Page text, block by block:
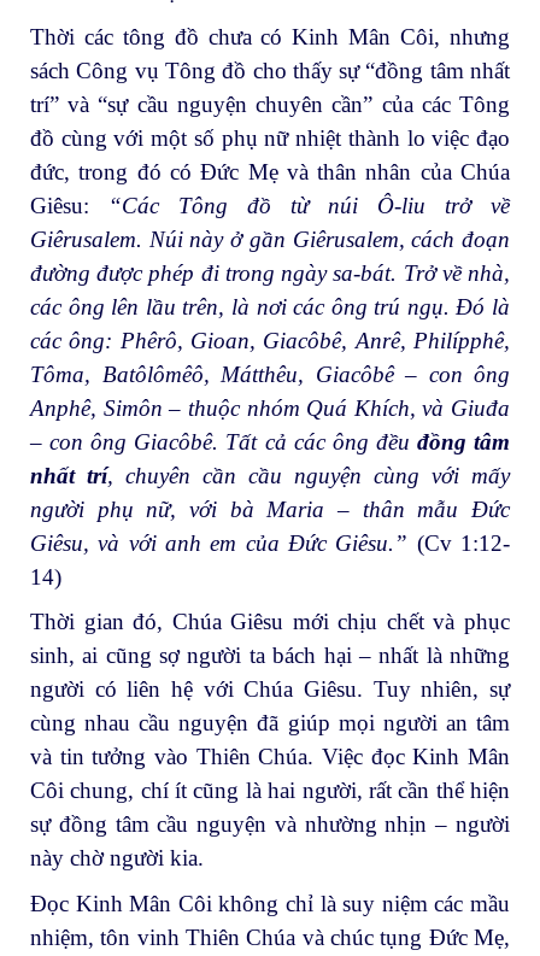
Thời các tông đồ chưa có Kinh Mân Côi, nhưng
sách Công vụ Tông đồ cho thấy sự “đồng tâm nhất
trí” và “sự cầu nguyện chuyên cần” của các Tông
đồ cùng với một số phụ nữ nhiệt thành lo việc đạo
đức, trong đó có Đức Mẹ và thân nhân của Chúa
Giêsu: “Các Tông đồ từ núi Ô-liu trở về
Giêrusalem. Núi này ở gần Giêrusalem, cách đoạn
đường được phép đi trong ngày sa-bát. Trở về nhà,
các ông lên lầu trên, là nơi các ông trú ngụ. Đó là
các ông: Phêrô, Gioan, Giacôbê, Anrê, Philípphê,
Tôma, Batôlômêô, Mátthêu, Giacôbê – con ông
Anphê, Simôn – thuộc nhóm Quá Khích, và Giuđa
– con ông Giacôbê. Tất cả các ông đều đồng tâm
nhất trí, chuyên cần cầu nguyện cùng với mấy
người phụ nữ, với bà Maria – thân mẫu Đức
Giêsu, và với anh em của Đức Giêsu.” (Cv 1:12-
14)
Thời gian đó, Chúa Giêsu mới chịu chết và phục
sinh, ai cũng sợ người ta bách hại – nhất là những
người có liên hệ với Chúa Giêsu. Tuy nhiên, sự
cùng nhau cầu nguyện đã giúp mọi người an tâm
và tin tưởng vào Thiên Chúa. Việc đọc Kinh Mân
Côi chung, chí ít cũng là hai người, rất cần thể hiện
sự đồng tâm cầu nguyện và nhường nhịn – người
này chờ người kia.
Đọc Kinh Mân Côi không chỉ là suy niệm các mầu
nhiệm, tôn vinh Thiên Chúa và chúc tụng Đức Mẹ,